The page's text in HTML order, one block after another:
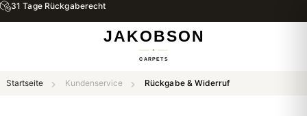
31 Tage Rückgaberecht
Startseite Kundenservice Rückgabe & Widerruf